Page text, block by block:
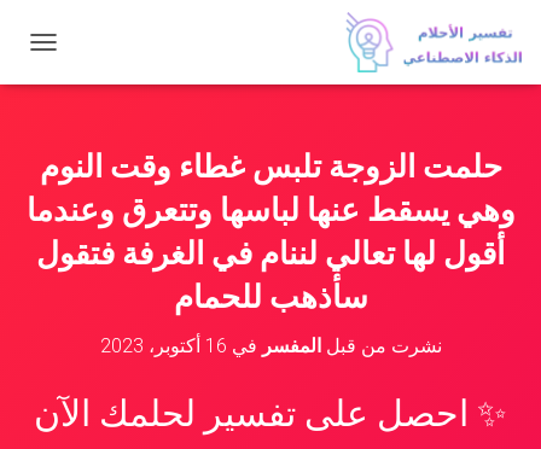
ب
ا
ت
ق
حلمت الزوجة تلبس غطاء وقت النوم
وهي يسقط عنها لباسها وتتعرق وعندما
أقول لها تعالي لننام في الغرفة فتقول
سأذهب للحمام
نشرت من قبلالمفسر في 16 أكتوبر، 2023
✨ احصل على تفسير لحلمك الآن